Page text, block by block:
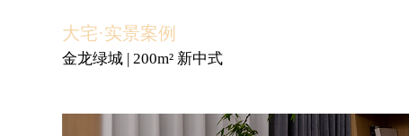
大宅·实景案例
金龙绿城 | 200m² 新中式